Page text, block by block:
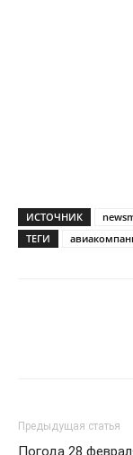
ИСТОЧНИК
ТЕГИ
Предыдущая статья